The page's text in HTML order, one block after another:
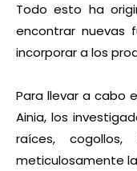
Todo esto ha
encontrar nuevas
incorporar a los
Para llevar a cabo
Ainia, los
raíces,
meticulosamente